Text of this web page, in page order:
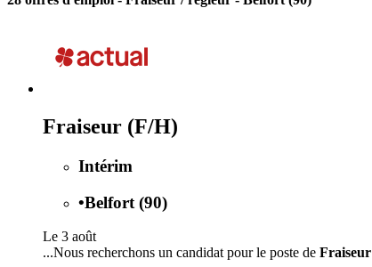
Fraiseur (F/H)
Intérim
•Belfort (90)
Le 3 août
...Nous recherchons un candidat pour le poste de Fraiseur